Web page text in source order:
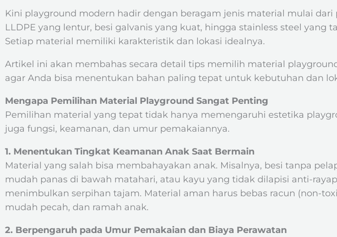
Kini playground modern hadir dengan beragam jenis material mulai dari
LLDPE yang lentur, besi galvanis yang kuat, hingga stainless steel yang
Setiap material memiliki karakteristik dan lokasi idealnya.
Artikel ini akan membahas secara detail tips memilih material
agar Anda bisa menentukan bahan paling tepat untuk kebutuhan dan
Mengapa Pemilihan Material Playground Sangat Penting
Pemilihan material yang tepat tidak hanya memengaruhi estetika
juga fungsi, keamanan, dan umur pemakaiannya.
1. Menentukan Tingkat Keamanan Anak Saat Bermain
Material yang salah bisa membahayakan anak. Misalnya, besi tanpa
mudah panas di bawah matahari, atau kayu yang tidak dilapisi anti-
menimbulkan serpihan tajam. Material aman harus bebas racun (non-
mudah pecah, dan ramah anak.
2. Berpengaruh pada Umur Pemakaian dan Biaya Perawatan